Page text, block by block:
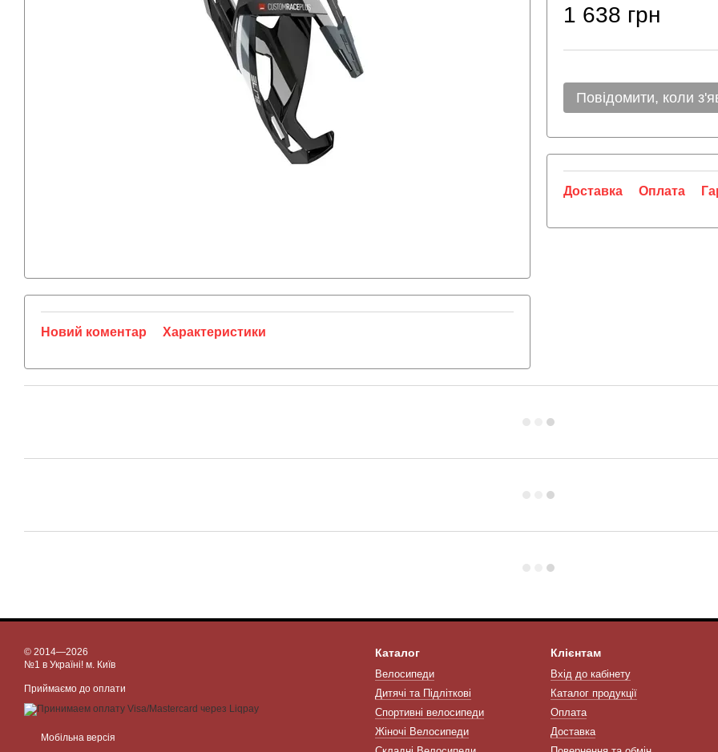
Новий коментар Характеристики
1 638 грн
Повідомити, коли
Доставка Оплата
© 2014—2026
№1 в Україні! м. Київ
Приймаємо до оплати
Мобільна версія
Каталог
Велосипеди
Дитячі та Підліткові
Спортивні велосипеди
Жіночі Велосипеди
Клієнтам
Вхід до кабінету
Каталог продукції
Оплата
Доставка